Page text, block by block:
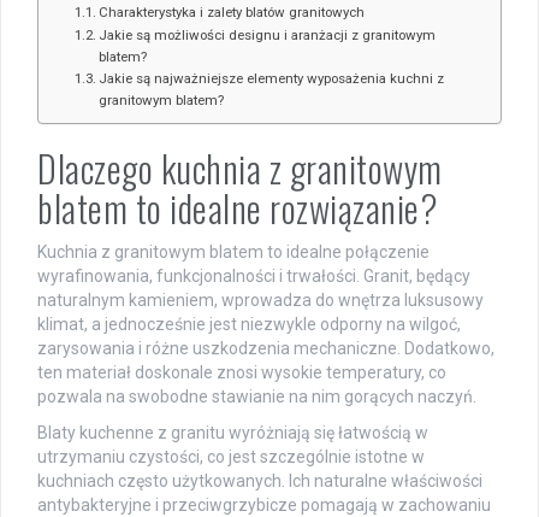
Charakterystyka i zalety blatów granitowych
Jakie są możliwości designu i aranżacji z granitowym
blatem?
Jakie są najważniejsze elementy wyposażenia kuchni z
granitowym blatem?
Dlaczego kuchnia z granitowym
blatem to idealne rozwiązanie?
Kuchnia z granitowym blatem to idealne połączenie
wyrafinowania, funkcjonalności i trwałości. Granit, będący
naturalnym kamieniem, wprowadza do wnętrza luksusowy
klimat, a jednocześnie jest niezwykle odporny na wilgoć,
zarysowania i różne uszkodzenia mechaniczne. Dodatkowo,
ten materiał doskonale znosi wysokie temperatury, co
pozwala na swobodne stawianie na nim gorących naczyń.
Blaty kuchenne z granitu wyróżniają się łatwością w
utrzymaniu czystości, co jest szczególnie istotne w
kuchniach często użytkowanych. Ich naturalne właściwości
antybakteryjne i przeciwgrzybicze pomagają w zachowaniu